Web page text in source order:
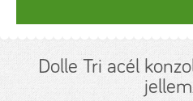
Dolle Tri acél